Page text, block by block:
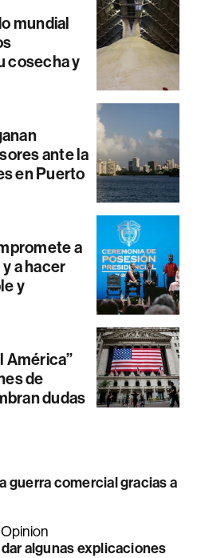
mundial
cosecha y
ante la
en Puerto
a
a hacer
y
América”
de
dudas
guerra comercial gracias a
algunas explicaciones